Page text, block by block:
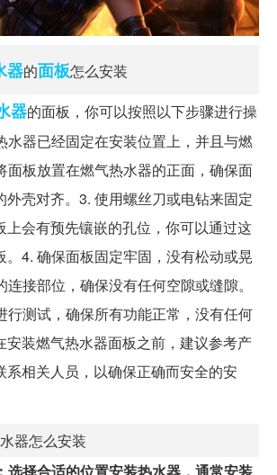
器的面板怎么安装
器的面板，你可以按照以下步骤进行操
水器已经固定在安装位置上，并且与燃
面板放置在燃气热水器的正面，确保面
外壳对齐。3. 使用螺丝刀或电钻来固定
上会有预先镶嵌的孔位，你可以通过这
。4. 确保面板固定牢固，没有松动或晃
接部位，确保没有任何空隙或缝隙。
行测试，确保所有功能正常，没有任何
安装燃气热水器面板之前，建议参考产
系相关人员，以确保正确而安全的安
器怎么安装
选择合适的位置安装热水器，通常安装